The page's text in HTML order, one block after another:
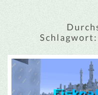
Schlagwort: